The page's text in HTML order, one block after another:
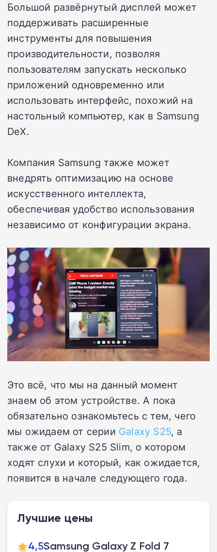
Большой развёрнутый дисплей может
поддерживать расширенные
инструменты для повышения
производительности, позволяя
пользователям запускать несколько
приложений одновременно или
использовать интерфейс, похожий на
настольный компьютер, как в Samsung
DeX.
Компания Samsung также может
внедрять оптимизацию на основе
искусственного интеллекта,
обеспечивая удобство использования
независимо от конфигурации экрана.
Это всё, что мы на данный момент
знаем об этом устройстве. А пока
обязательно ознакомьтесь с тем, чего
мы ожидаем от серии Galaxy S25, а
также от Galaxy S25 Slim, о котором
ходят слухи и который, как ожидается,
появится в начале следующего года.
Лучшие цены
4,5Samsung Galaxy Z Fold 7